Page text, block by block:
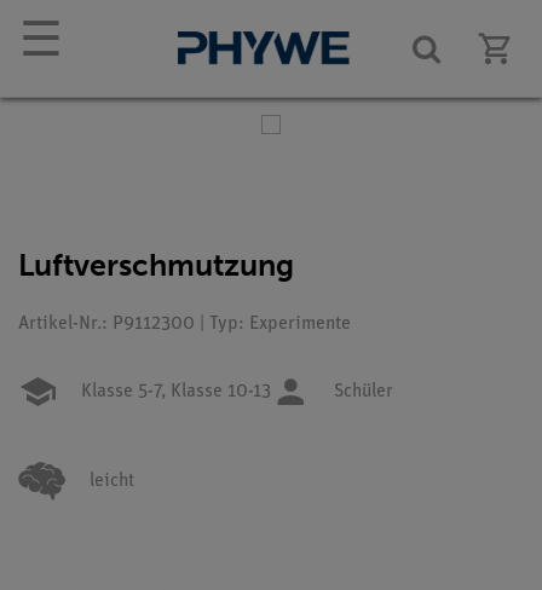
☰
Luftverschmutzung
Artikel-Nr.: P9112300 | Typ: Experimente
Klasse 5-7, Klasse 10-13 Schüler
leicht